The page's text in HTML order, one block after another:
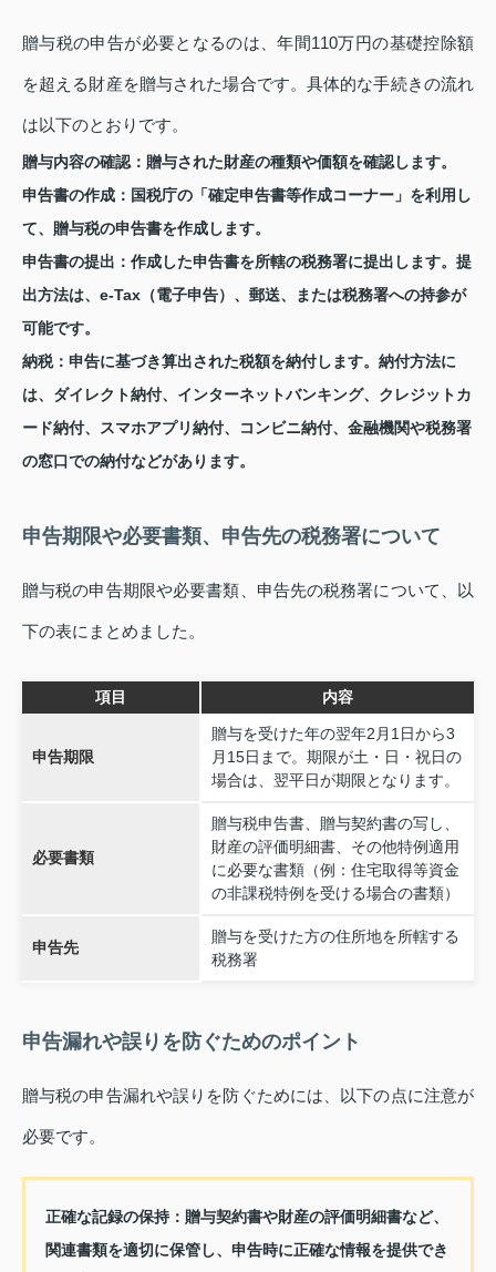
贈与税の申告が必要となるのは、年間110万円の基礎控除額
を超える財産を贈与された場合です。具体的な手続きの流れ
は以下のとおりです。
贈与内容の確認： 贈与された財産の種類や価額を確認します。
申告書の作成： 国税庁の「確定申告書等作成コーナー」を利用し
て、贈与税の申告書を作成します。
申告書の提出： 作成した申告書を所轄の税務署に提出します。提
出方法は、e-Tax（電子申告）、郵送、または税務署への持参が
可能です。
納税： 申告に基づき算出された税額を納付します。納付方法に
は、ダイレクト納付、インターネットバンキング、クレジットカ
ード納付、スマホアプリ納付、コンビニ納付、金融機関や税務署
の窓口での納付などがあります。
申告期限や必要書類、申告先の税務署について
贈与税の申告期限や必要書類、申告先の税務署について、以
下の表にまとめました。
項目 内容
申告期限
贈与を受けた年の翌年2月1日から3
月15日まで。期限が土・日・祝日の
場合は、翌平日が期限となります。
必要書類
贈与税申告書、贈与契約書の写し、
財産の評価明細書、その他特例適用
に必要な書類（例：住宅取得等資金
の非課税特例を受ける場合の書類）
申告先
贈与を受けた方の住所地を所轄する
税務署
申告漏れや誤りを防ぐためのポイント
贈与税の申告漏れや誤りを防ぐためには、以下の点に注意が
必要です。
正確な記録の保持： 贈与契約書や財産の評価明細書など、
関連書類を適切に保管し、申告時に正確な情報を提供でき